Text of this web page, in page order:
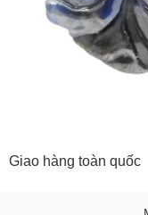
Giao hàng toàn quốc